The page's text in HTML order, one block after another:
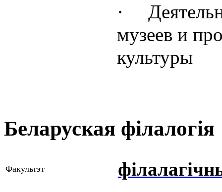
·
музеев и
культуры
Беларуская філалогія
Факультэт